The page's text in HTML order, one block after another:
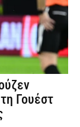
Γουέστ